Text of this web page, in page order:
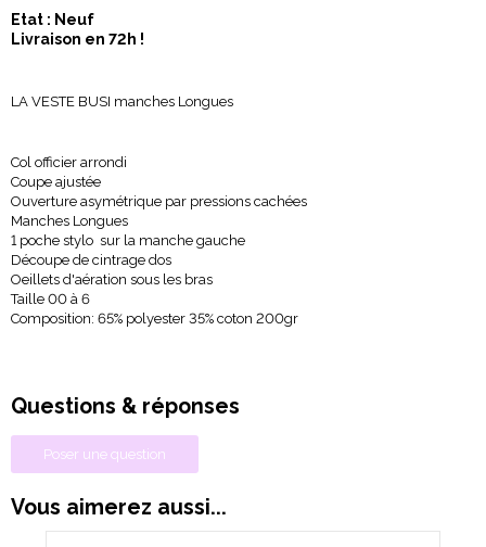
Etat : Neuf
Livraison en 72h !
LA VESTE BUSI manches Longues
Col officier arrondi
Coupe ajustée
Ouverture asymétrique par pressions cachées
Manches Longues
1 poche stylo sur la manche gauche
Découpe de cintrage dos
Oeillets d'aération sous les bras
Taille 00 à 6
Composition: 65% polyester 35% coton 200gr
Questions & réponses
Poser une question
Vous aimerez aussi...